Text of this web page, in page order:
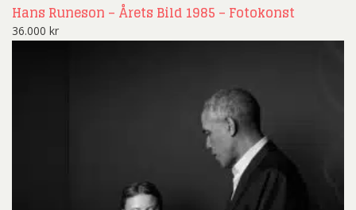
Hans Runeson – Årets Bild 1985 – Fotokonst
36.000 kr